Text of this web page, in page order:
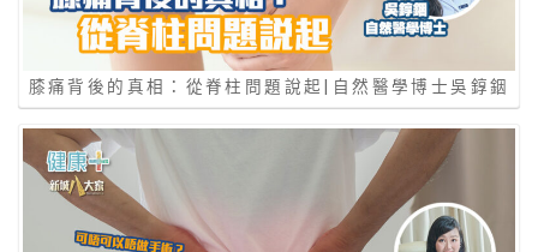
膝痛背後的真相：從脊柱問題說起|自然醫學博士吳錞銦